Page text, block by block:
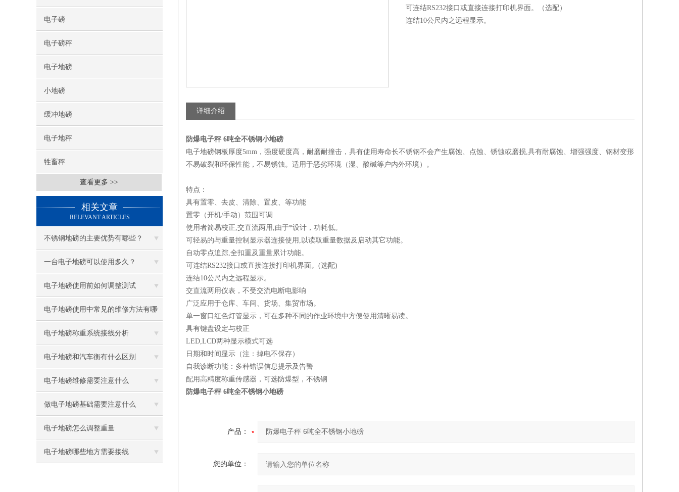
电子磅
电子磅秤
电子地磅
小地磅
缓冲地磅
电子地秤
牲畜秤
查看更多 >>
相关文章
RELEVANT ARTICLES
不锈钢地磅的主要优势有哪些？
一台电子地磅可以使用多久？
电子地磅使用前如何调整测试
电子地磅使用中常见的维修方法有哪
些
电子地磅称重系统接线分析
电子地磅和汽车衡有什么区别
电子地磅维修需要注意什么
做电子地磅基础需要注意什么
电子地磅怎么调整重量
电子地磅哪些地方需要接线
可连结RS232接口或直接连接打印机界面。（选配）
连结10公尺内之远程显示。
详细介绍
防爆电子秤 6吨全不锈钢小地磅
电子地磅钢板厚度5mm，强度硬度高，耐磨耐撞击，具有使用寿命长不锈钢不会产生腐蚀、点蚀、锈蚀或磨损,具有耐腐蚀、增强强度、钢材变形
不易破裂和环保性能，不易锈蚀。适用于恶劣环境（湿、酸碱等户内外环境）。
特点：
具有置零、去皮、清除、置皮、等功能
置零（开机/手动）范围可调
使用者简易校正,交直流两用,由于*设计，功耗低。
可轻易的与重量控制显示器连接使用,以读取重量数据及启动其它功能。
自动零点追踪,全扣重及重量累计功能。
可连结RS232接口或直接连接打印机界面。(选配)
连结10公尺内之远程显示。
交直流两用仪表，不受交流电断电影响
广泛应用于仓库、车间、货场、集贸市场。
单一窗口红色灯管显示，可在多种不同的作业环境中方便使用清晰易读。
具有键盘设定与校正
LED,LCD两种显示模式可选
日期和时间显示（注：掉电不保存）
自我诊断功能：多种错误信息提示及告警
配用高精度称重传感器，可选防爆型，不锈钢
防爆电子秤 6吨全不锈钢小地磅
产品：
您的单位：